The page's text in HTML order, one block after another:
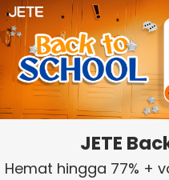
JETE
Hemat hingga 77% +